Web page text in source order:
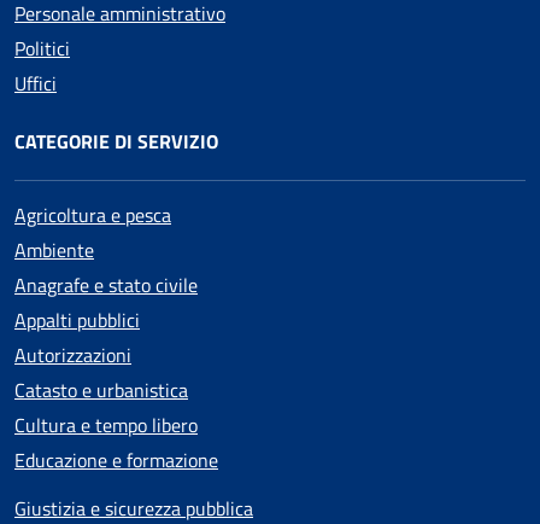
Personale amministrativo
Politici
Uffici
CATEGORIE DI SERVIZIO
Agricoltura e pesca
Ambiente
Anagrafe e stato civile
Appalti pubblici
Autorizzazioni
Catasto e urbanistica
Cultura e tempo libero
Educazione e formazione
Giustizia e sicurezza pubblica